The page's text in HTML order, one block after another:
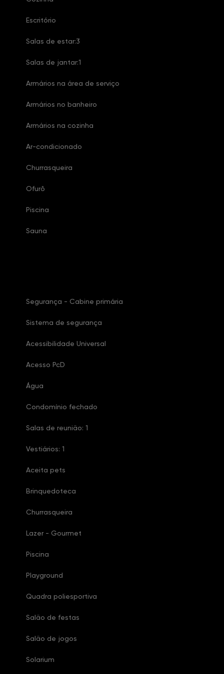
Escritório
Salas de estar:3
Salas de jantar:1
Armários na área de serviço
Armários no banheiro
Armários na cozinha
Ar-condicionado
Churrasqueira
Ofurô
Piscina
Sauna
Segurança - Cabine primária
Sistema de segurança
Acessibilidade Universal
Acesso PcD
Água
Condomínio fechado
Salas de reunião: 1
Vestiários: 1
Aceita pets
Brinquedoteca
Churrasqueira
Lazer - Gourmet
Piscina
Playground
Quadra poliesportiva
Salão de festas
Salão de jogos
Solarium